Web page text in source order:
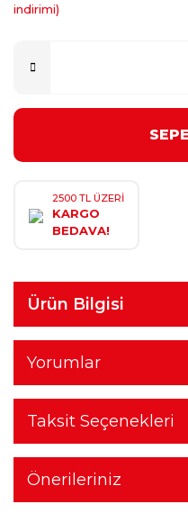
indirimi)
2500 TL ÜZERİ
KARGO
BEDAVA!
Ürün Bilgisi
Yorumlar
Taksit Seçenekleri
Önerileriniz